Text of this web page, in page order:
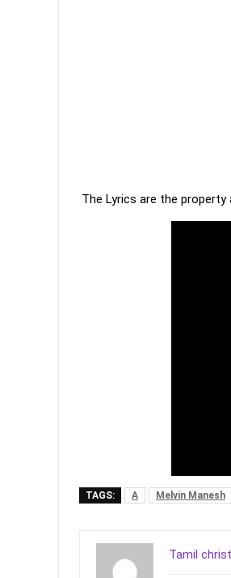
The Lyrics are the property
TAGS: A Melvin Manesh
Tamil